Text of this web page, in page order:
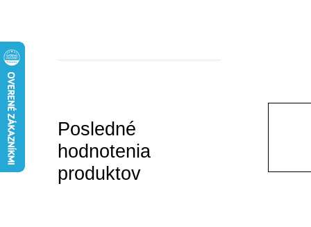
lPosledné
hodnotenia
produktov